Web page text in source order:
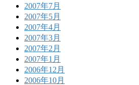
2007年7月
2007年5月
2007年4月
2007年3月
2007年2月
2007年1月
2006年12月
2006年10月